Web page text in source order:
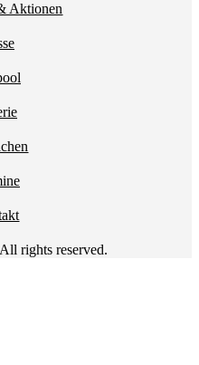
Aktionen
rights reserved.